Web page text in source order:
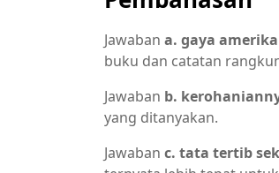
Jawaban a. gaya amerika
buku dan catatan
Jawaban b.
yang ditanyakan.
Jawaban c. tata tertib